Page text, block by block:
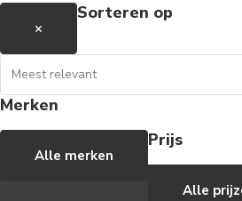
×
Sorteren op
Merken
Alle merken
Prijs
Alle